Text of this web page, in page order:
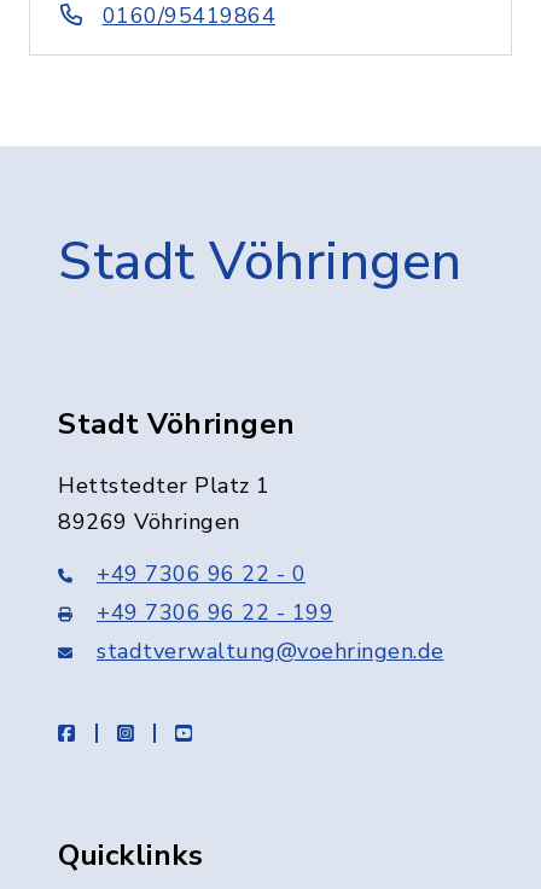
0160/95419864
Stadt Vöhringen
Stadt Vöhringen
Hettstedter Platz 1
89269 Vöhringen
+49 7306 96 22 - 0
+49 7306 96 22 - 199
stadtverwaltung@voehringen.de
facebookinstagramyoutube
Quicklinks